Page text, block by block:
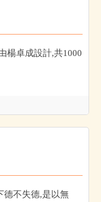
楊卓成設計,共1000
德不失德,是以無